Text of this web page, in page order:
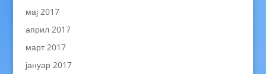
мај 2017
април 2017
март 2017
јануар 2017